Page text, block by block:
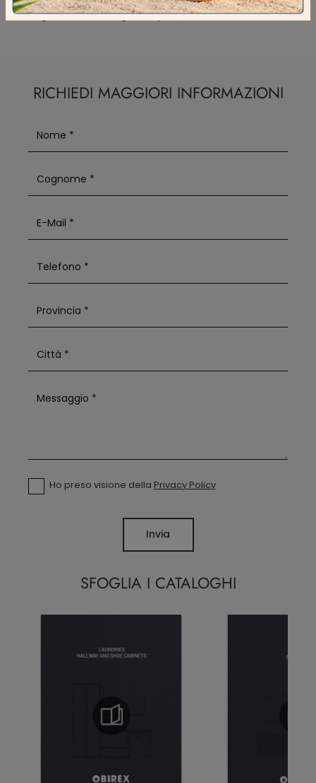
Negozio Di Mobili Bagno Sospesi A Soresina
SFOGLIA I CATALOGHI
RICHIEDI MAGGIORI INFORMAZIONI
Ho preso visione della Privacy Policy
Invia